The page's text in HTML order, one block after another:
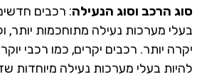
הרכב וסוג הנעילה: רכבים חדשים
מערכות נעילה מתוחכמות יותר, ולכן
יותר. רכבים יקרים, כמו רכבי יוקרה,
בעלי מערכות נעילה מיוחדות